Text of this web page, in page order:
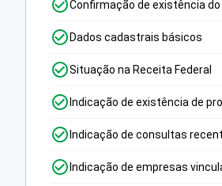
Confirmação de existência do
Dados cadastrais básicos
Situação na Receita Federal
Indicação de existência de
Indicação de consultas
Indicação de empresas